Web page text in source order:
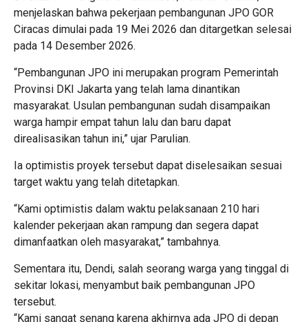
menjelaskan bahwa pekerjaan pembangunan JPO GOR
Ciracas dimulai pada 19 Mei 2026 dan ditargetkan selesai
pada 14 Desember 2026.
“Pembangunan JPO ini merupakan program Pemerintah
Provinsi DKI Jakarta yang telah lama dinantikan
masyarakat. Usulan pembangunan sudah disampaikan
warga hampir empat tahun lalu dan baru dapat
direalisasikan tahun ini,” ujar Parulian.
Ia optimistis proyek tersebut dapat diselesaikan sesuai
target waktu yang telah ditetapkan.
“Kami optimistis dalam waktu pelaksanaan 210 hari
kalender pekerjaan akan rampung dan segera dapat
dimanfaatkan oleh masyarakat,” tambahnya.
Sementara itu, Dendi, salah seorang warga yang tinggal di
sekitar lokasi, menyambut baik pembangunan JPO
tersebut.
“Kami sangat senang karena akhirnya ada JPO di depan